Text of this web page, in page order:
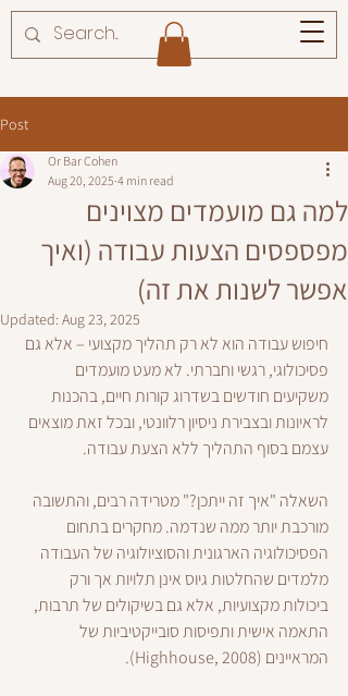
Post
למה גם מועמדים מצוינים
מפספסים הצעות עבודה (ואיך
אפשר לשנות את זה)
Or Bar Cohen
Aug 20, 2025 4 min read
Updated: Aug 23, 2025
חיפוש עבודה הוא לא רק תהליך מקצועי – אלא גם
פסיכולוגי, רגשי וחברתי. לא מעט מועמדים
משקיעים חודשים בשדרוג קורות חיים, בהכנות
לראיונות ובצבירת ניסיון רלוונטי, ובכל זאת מוצאים
עצמם בסוף התהליך ללא הצעת עבודה.
השאלה "איך זה ייתכן?" מטרידה רבים, והתשובה
מורכבת יותר ממה שנדמה. מחקרים בתחום
הפסיכולוגיה הארגונית והסוציולוגיה של העבודה
מלמדים שהחלטות גיוס אינן תלויות אך ורק
ביכולות מקצועיות, אלא גם בשיקולים של תרבות,
התאמה אישית ותפיסות סובייקטיביות של
המראיינים (Highhouse, 2008).